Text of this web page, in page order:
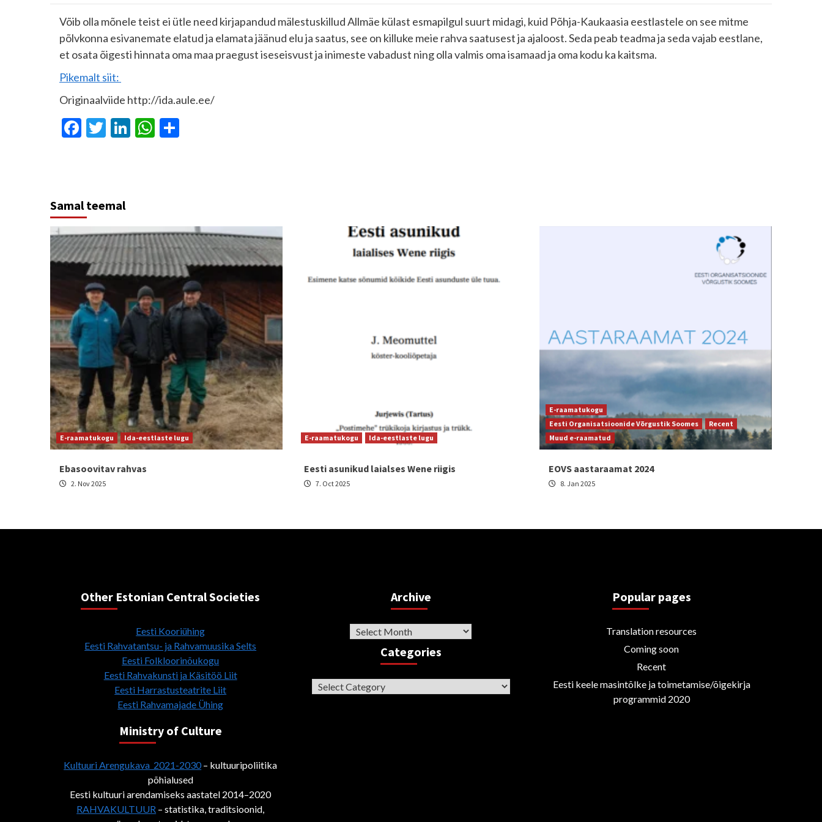
Võib olla mõnele teist ei ütle need kirjapandud mälestuskillud Allmäe külast esmapilgul suurt midagi, kuid Põhja-Kaukaasia eestlastele on see mitme
põlvkonna esivanemate elatud ja elamata jäänud elu ja saatus, see on killuke meie rahva saatusest ja ajaloost. Seda peab teadma ja seda vajab eestlane,
et osata õigesti hinnata oma maa praegust iseseisvust ja inimeste vabadust ning olla valmis oma isamaad ja oma kodu ka kaitsma.
Pikemalt siit:
Originaalviide http://ida.aule.ee/
Facebook
Twitter
LinkedIn
WhatsApp
Samal teemal
E-raamatukogu Ida-eestlaste lugu
Ebasoovitav rahvas
2. Nov 2025
E-raamatukogu Ida-eestlaste lugu
Eesti asunikud laialses Wene riigis
7. Oct 2025
E-raamatukogu
Eesti Organisatsioonide Võrgustik Soomes
Recent
Muud e-raamatud
EOVS aastaraamat 2024
8. Jan 2025
Other Estonian Central Societies
Eesti Kooriühing
Eesti Rahvatantsu- ja Rahvamuusika Selts
Eesti Folkloorinõukogu
Eesti Rahvakunsti ja Käsitöö Liit
Eesti Harrastusteatrite Liit
Eesti Rahvamajade Ühing
Ministry of Culture
Kultuuri Arengukava 2021-2030– kultuuripoliitika
põhialused
Eesti kultuuri arendamiseks aastatel 2014–2020
RAHVAKULTUUR – statistika, traditsioonid,
Archive
Archive
Categories
Categories
Popular pages
Translation resources
Coming soon
Recent
Eesti keele masintõlke ja toimetamise/õigekirja
programmid 2020